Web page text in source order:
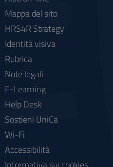
Mappa del sito
HRS4R Strategy
Identità visiva
Rubrica
Note legali
E-Learning
Help Desk
Sostieni UniCa
Wi-Fi
Accessibilità